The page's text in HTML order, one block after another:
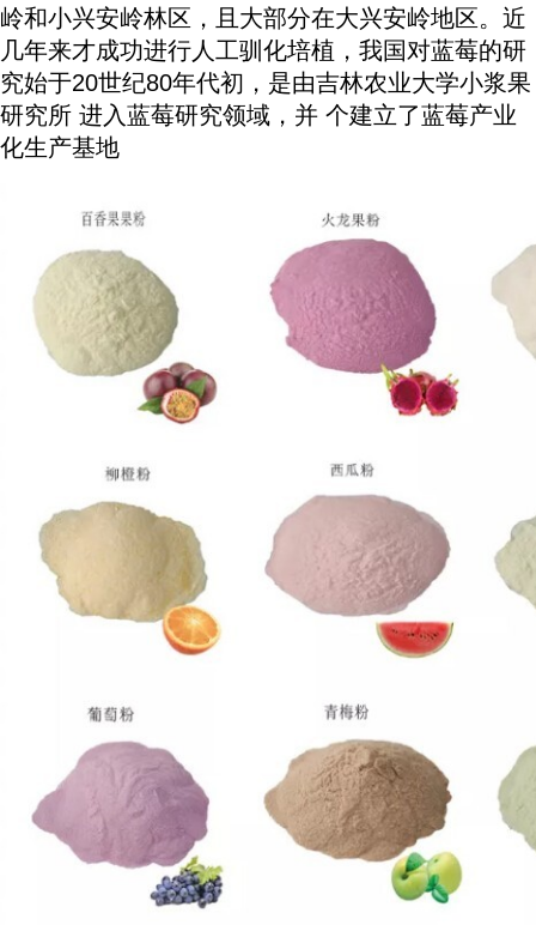
岭和小兴安岭林区，且大部分在大兴安岭地区。近
几年来才成功进行人工驯化培植，我国对蓝莓的研
究始于20世纪80年代初，是由吉林农业大学小浆果
研究所 进入蓝莓研究领域，并 个建立了蓝莓产业
化生产基地